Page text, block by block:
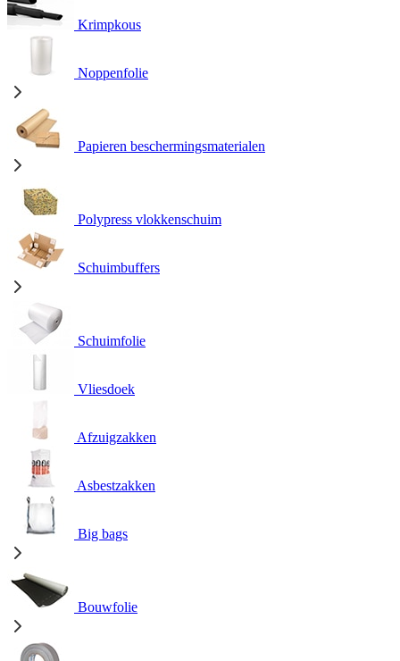
Krimpkous
Noppenfolie
Papieren beschermingsmaterialen
Polypress vlokkenschuim
Schuimbuffers
Schuimfolie
Vliesdoek
Afzuigzakken
Asbestzakken
Big bags
Bouwfolie